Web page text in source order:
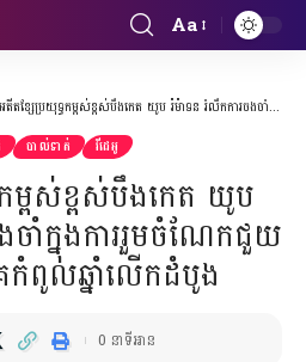
Font
Aa
អតីតខ្សែប្រយុទ្ធកម្ពស់ខ្ពស់បឹងកេត យូប រ៉ម៉ាទន រំលឹកការចងចាំក្នុងការរួមចំណែកជួយលើកពានលីគកំពូលឆ្នាំលើកដំបូង
បាល់ទាត់ វីដេអូ
ម្ពស់ខ្ពស់បឹងកេត យូប
ចាំក្នុងការរួមចំណែកជួយ
ពូលឆ្នាំលើកដំបូង
0 នាទីអាន